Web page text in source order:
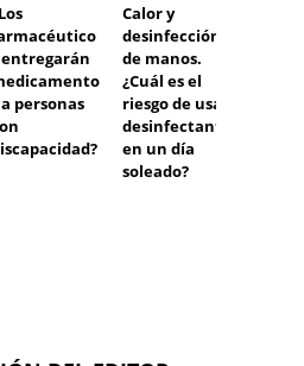
entregarán
a personas
Calor y
desinfección
de manos.
¿Cuál es el
riesgo de usar
desinfectante
en un día
soleado?